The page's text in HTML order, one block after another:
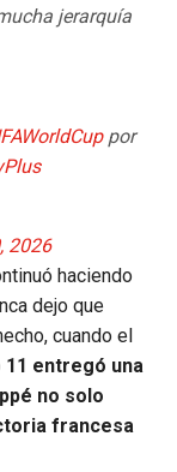
jerarquía
por
2026
haciendo
dejo que
cuando el
11 entregó una
no solo
francesa